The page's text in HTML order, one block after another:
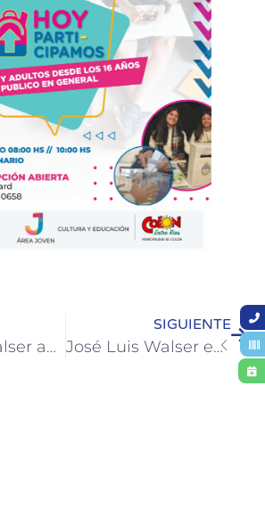
José Luis Walser analizó con ATE la implementación del nuevo estatuto municipal
SIGUIENTE
José Luis Walser encabezó la reunión del Consejo Asesor de Turismo